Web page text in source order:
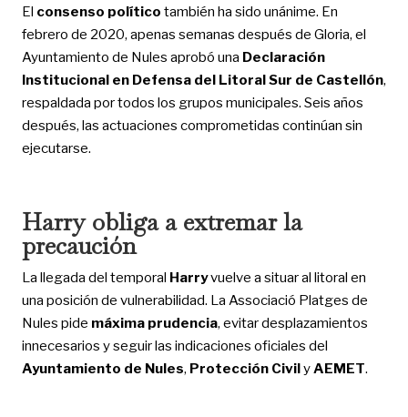
El consenso político también ha sido unánime. En
febrero de 2020, apenas semanas después de Gloria, el
Ayuntamiento de Nules aprobó una Declaración
Institucional en Defensa del Litoral Sur de Castellón,
respaldada por todos los grupos municipales. Seis años
después, las actuaciones comprometidas continúan sin
ejecutarse.
Harry obliga a extremar la
precaución
La llegada del temporal Harryvuelve a situar al litoral en
una posición de vulnerabilidad. La Associació Platges de
Nules pide máxima prudencia, evitar desplazamientos
innecesarios y seguir las indicaciones oficiales del
Ayuntamiento de Nules, Protección CivilyAEMET.